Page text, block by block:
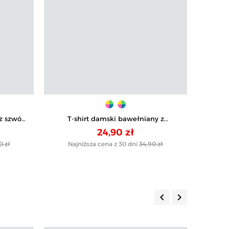
szwów
zł
T-shirt damski bawełniany z
nadrukiem
24,90 zł
Najniższa cena z 30 dni 34,90 zł
Poprzedni
keyboard_arrow_left Następny
keyboard_arrow_right